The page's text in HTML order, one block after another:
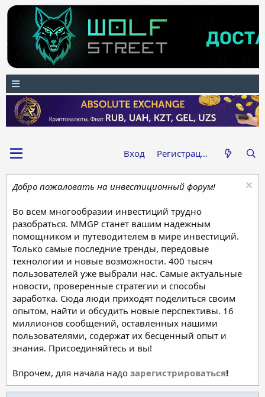
Вход Регистрация
Добро пожаловать на инвестиционный форум!
Во всем многообразии инвестиций трудно
разобраться. MMGP станет вашим надежным
помощником и путеводителем в мире инвестиций.
Только самые последние тренды, передовые
технологии и новые возможности. 400 тысяч
пользователей уже выбрали нас. Самые актуальные
новости, проверенные стратегии и способы
заработка. Сюда люди приходят поделиться своим
опытом, найти и обсудить новые перспективы. 16
миллионов сообщений, оставленных нашими
пользователями, содержат их бесценный опыт и
знания. Присоединяйтесь и вы!
Впрочем, для начала надо зарегистрироваться!